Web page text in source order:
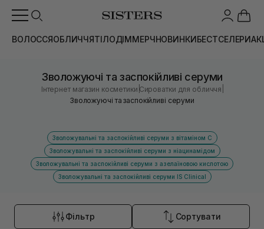
ВОЛОССЯОБЛИЧЧЯТІЛОДІММЕРЧНОВИНКИБЕСТСЕЛЕРИ
Зволожуючі та заспокійливі серуми
Інтернет магазин косметики |Сироватки для обличчя
Зволожуючі та заспокійливі серуми
Зволожувальні та заспокійливі серуми з вітаміном С
Зволожувальні та заспокійливі серуми з ніацинамідом
Зволожувальні та заспокійливі серуми з азелаїновою кислотою
Зволожувальні та заспокійливі серуми IS Clinical
Фільтр Сортувати